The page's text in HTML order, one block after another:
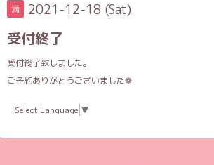
満 2021-12-18 (Sat)
受付終了
受付終了致しました。
ご予約ありがとうございました❁
Select Language ▼